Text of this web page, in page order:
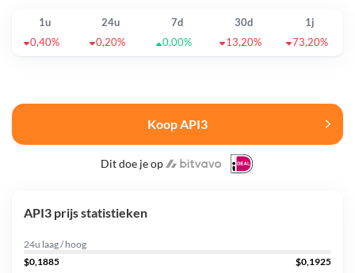
Koop API3
Dit doe je op
1u 24u 7d 30d
1j
0,40%
0,20% 0,00% 13,20% 73,20%
API3 prijs statistieken
24u laag / hoog
$0,1885
$0,1925